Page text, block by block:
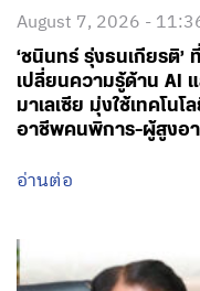
August 7, 2026 -
‘ชนินทร์ รุ่งธนเกียรติ
เปลี่ยนความรู้ด้าน AI
มาเลเซีย มุ่งใช้เทคโน
อาชีพคนพิการ-ผู้สูงอ
อ่านต่อ